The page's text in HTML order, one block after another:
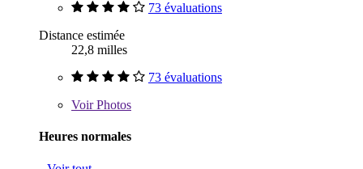
73 évaluations
Distance estimée
22,8 milles
73 évaluations
VoirPhotos
Heures normales